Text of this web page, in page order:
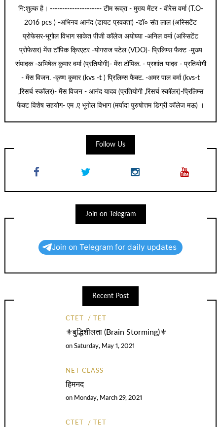
नि:शुल्क है। --------------------- टीम रूद्रा - मुख्य मेंटर - वीरेेस वर्मा (T.O-
2016 pcs ) -अभिनव आनंद (डायट प्रवक्ता) -डॉ० संत लाल (अस्सिटेंट
प्रोफेसर-भूगोल विभाग साकेत पीजी कॉलेज अयोघ्या -अनिल वर्मा (अस्सिटेंट
प्रोफेसर) मेंस टॉपिक क्रिएटर -योगराज पटेल (VDO)- प्रिलिम्स फैक्ट -मुख्य
संपादक -अभिषेक कुमार वर्मा (प्रतियोगी)- मेंस टॉपिक. - प्रशांत यादव - प्रतियोगी
- मेंस विजन. -कृष्ण कुमार (kvs -t ) प्रिलिम्स फैक्ट. -अमर पाल वर्मा (kvs-t
,रिसर्च स्कॉलर)- मेंस विजन - आनंद यादव (प्रतियोगी ,रिसर्च स्कॉलर)-प्रिलिम्स
फैक्ट विशेष सहयोग- एम .ए भूगोल विभाग (मर्यादा पुरुषोत्तम डिग्री कॉलेज मऊ) ।
Follow Us
Join on Telegram
Join on Telegram for daily updates
Recent Post
CTET TET
⚜️बुद्धिशीलता (Brain Storming)⚜️
onSaturday, May 1, 2021
NET CLASS
हिमनद
on Monday, March 29, 2021
CTET TET